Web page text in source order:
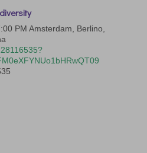
PM Amsterdam, Berlino,